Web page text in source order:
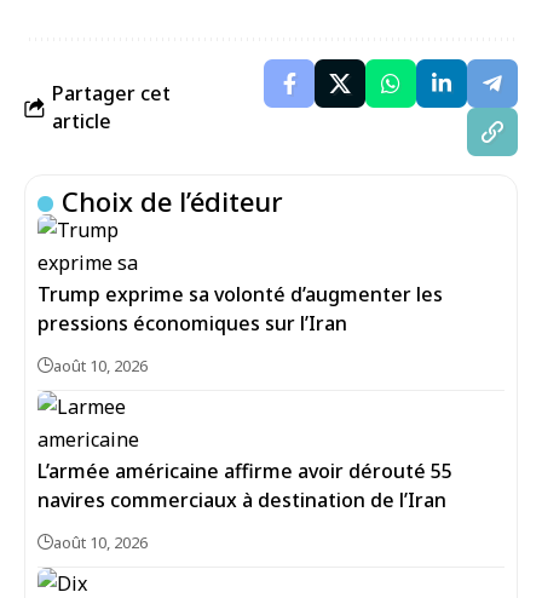
Partager cet
article
Choix de l’éditeur
Trump exprime sa volonté d’augmenter les
pressions économiques sur l’Iran
août 10, 2026
L’armée américaine affirme avoir dérouté 55
navires commerciaux à destination de l’Iran
août 10, 2026